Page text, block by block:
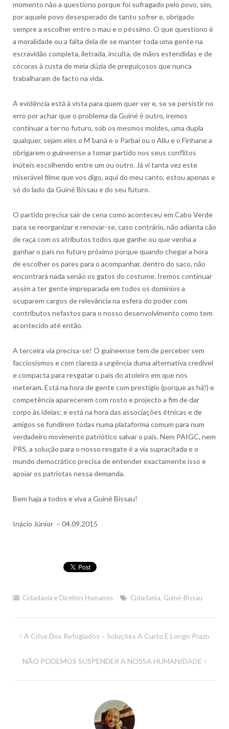
momento não a questiono porque foi sufragado pelo povo, sim,
por aquele povo desesperado de tanto sofrer e, obrigado
sempre a escolher entre o mau e o péssimo. O que questiono é
a moralidade ou a falta dela de se manter toda uma gente na
escravidão completa, iletrada, inculta, de mãos estendidas e de
cócoras à custa de meia dúzia de preguiçosos que nunca
trabalharam de facto na vida.
A evidência está à vista para quem quer ver e, se se persistir no
erro por achar que o problema da Guiné é outro, iremos
continuar a ter no futuro, sob os mesmos moldes, uma dupla
qualquer, sejam eles o M´baná e o Parbai ou o Aliu e o Finhane a
obrigarem o guineense a tomar partido nos seus conflitos
inúteis escolhendo entre um ou outro. Já vi tanta vez este
miserável filme que vos digo, aqui do meu canto, estou apenas e
só do lado da Guiné Bissau e do seu futuro.
O partido precisa sair de cena como aconteceu em Cabo Verde
para se reorganizar e renovar-se, caso contrário, não adianta cão
de raça com os atributos todos que ganhe ou que venha a
ganhar o país no futuro próximo porque quando chegar a hora
de escolher os pares para o acompanhar, dentro do saco, não
encontrará nada senão os gatos do costume. Iremos continuar
assim a ter gente impreparada em todos os domínios a
ocuparem cargos de relevância na esfera do poder com
contributos nefastos para o nosso desenvolvimento como tem
acontecido até então.
A terceira via precisa-se! O guineense tem de perceber sem
facciosismos e com clareza a urgência duma alternativa credível
e compacta para resgatar o país do atoleiro em que nos
meteram. Está na hora de gente com prestígio (porque as há!) e
competência aparecerem com rosto e projecto a fim de dar
corpo às ideias; e está na hora das associações étnicas e de
amigos se fundirem todas numa plataforma comum para num
verdadeiro movimento patriótico salvar o país. Nem PAIGC, nem
PRS, a solução para o nosso resgate é a via supracitada e o
mundo democrático precisa de entender exactamente isso e
apoiar os patriotas nessa demanda.
Bem haja a todos e viva a Guiné Bissau!
Inácio Júnior – 04.09.2015
Cidadania e Direitos Humanos Cidadania, Guiné-Bissau
Navegação
artigos
A Crise Dos Refugiados – Soluções A Curto E Longo Prazo
NÃO PODEMOS SUSPENDER A NOSSA HUMANIDADE